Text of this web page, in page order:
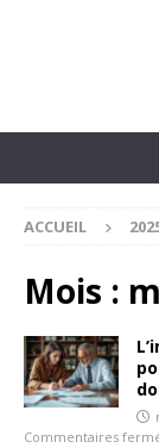
ACCUEIL
Mois :
Commentaires